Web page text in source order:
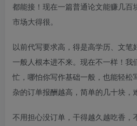
都能接！现在一篇普通论文能赚几百
市场大得很。​
以前代写要求高，得是高学历、文笔
一般人根本进不来。现在不一样！我
忙，哪怕你写作基础一般，也能轻松
杂的订单报酬越高，简单的几十块，
不用担心没订单，干得越久越吃香，